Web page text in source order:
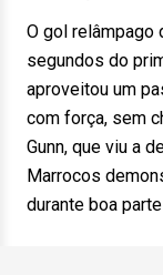
O gol relâmpago
segundos do
aproveitou um
com força, sem
Gunn, que viu a
Marrocos
durante boa